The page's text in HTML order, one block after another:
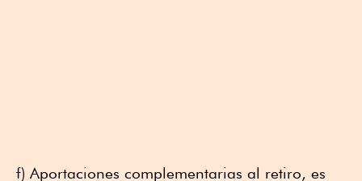
f) Aportaciones complementarias al retiro, es